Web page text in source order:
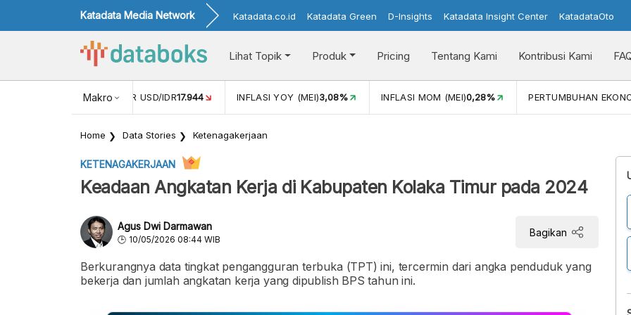
Katadata Media Network Katadata.co.id Katadata Green D-Insights Katadata Insight Center KatadataOto
Lihat Topik Produk Pricing Tentang Kami Kontribusi Kami
Makro
NILAI TUKAR USD/IDR17.944 INFLASI YOY (MEI)3,08% INFLASI MOM (MEI)0,28% PERTUMBUHAN
Home Data Stories Ketenagakerjaan
KETENAGAKERJAAN
Keadaan Angkatan Kerja di Kabupaten Kolaka Timur pada 2024
Agus Dwi Darmawan
10/05/2026 08:44 WIB
Bagikan
Berkurangnya data tingkat pengangguran terbuka (TPT) ini, tercermin dari angka penduduk yang
bekerja dan jumlah angkatan kerja yang dipublish BPS tahun ini.